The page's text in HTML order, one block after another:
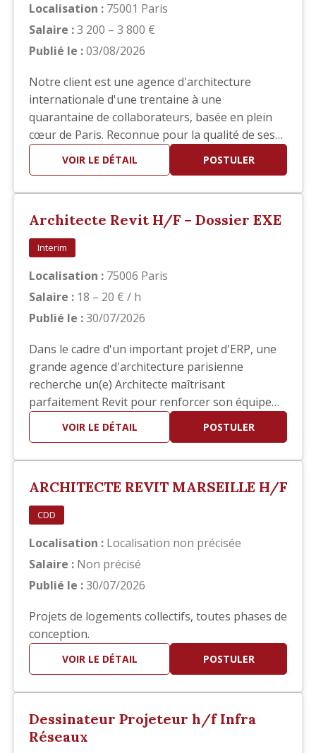
Localisation : 75001 Paris
Salaire :3 200 – 3 800 €
Publié le :03/08/2026
Notre client est une agence d'architecture
internationale d'une trentaine à une
quarantaine de collaborateurs, basée en plein
cœur de Paris. Reconnue pour la qualité de ses
réalisations, elle développe des projets
d'architecture haut de gamme en France et à
Architecte confirmé(e) pour interv…
VOIR LE DÉTAIL POSTULER
Architecte Revit H/F – Dossier EXE
Interim
Localisation : 75006 Paris
Salaire : 18 – 20 € / h
Publié le :30/07/2026
Dans le cadre d'un important projet d'ERP, une
grande agence d'architecture parisienne
recherche un(e) Architecte maîtrisant
parfaitement Revit pour renforcer son équipe
en phase EXE. Vos missions Vous interviendrez
principalement sur la réalisation des documents
repérage. Production et mis…
VOIR LE DÉTAIL POSTULER
ARCHITECTE REVIT MARSEILLE H/F
CDD
Localisation : Localisation non précisée
Salaire : Non précisé
Publié le :30/07/2026
Projets de logements collectifs, toutes phases de
conception.
VOIR LE DÉTAIL POSTULER
Dessinateur Projeteur h/f Infra
Réseaux